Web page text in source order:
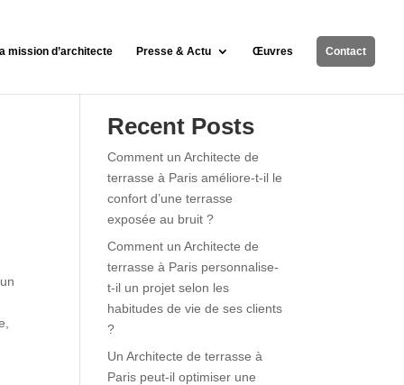
mission d’architecte Presse & Actu Œuvres Contact
Recent Posts
Comment un Architecte de
terrasse à Paris améliore-t-il le
confort d’une terrasse
exposée au bruit ?
Comment un Architecte de
terrasse à Paris personnalise-
t-il un projet selon les
habitudes de vie de ses clients
?
Un Architecte de terrasse à
Paris peut-il optimiser une